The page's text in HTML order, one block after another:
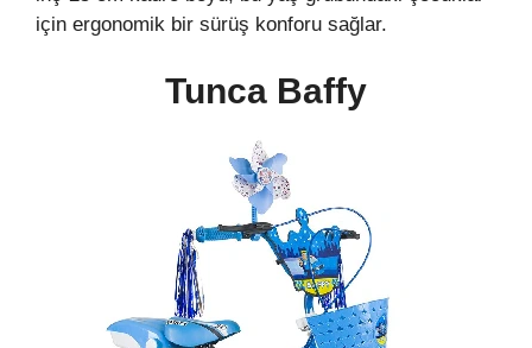
için ergonomik bir sürüş konforu sağlar.
Tunca Baffy